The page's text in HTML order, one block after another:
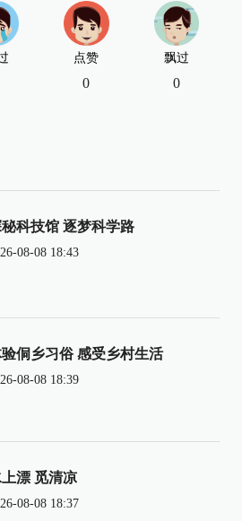
点赞
0
飘过
0
科技馆 逐梦科学路
08-08 18:43
侗乡习俗 感受乡村生活
08-08 18:39
漂 觅清凉
08-08 18:37